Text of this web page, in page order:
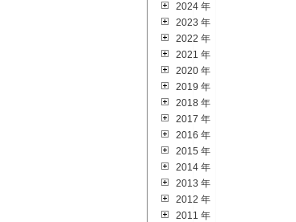
2024 年
2023 年
2022 年
2021 年
2020 年
2019 年
2018 年
2017 年
2016 年
2015 年
2014 年
2013 年
2012 年
2011 年